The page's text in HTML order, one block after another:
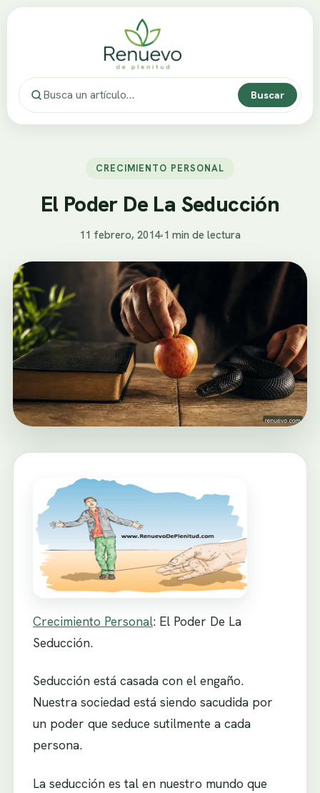
Buscar
CRECIMIENTO PERSONAL
El Poder De La Seducción
11 febrero, 2014•1 min de lectura
Crecimiento Personal: El Poder De La
Seducción.
Seducción está casada con el engaño.
Nuestra sociedad está siendo sacudida por
un poder que seduce sutilmente a cada
persona.
La seducción es tal en nuestro mundo que